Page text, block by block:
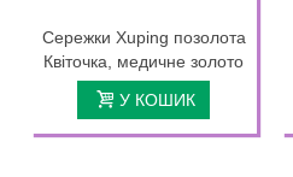
Сережки Xuping позолота
Квіточка, медичне золото
У КОШИК